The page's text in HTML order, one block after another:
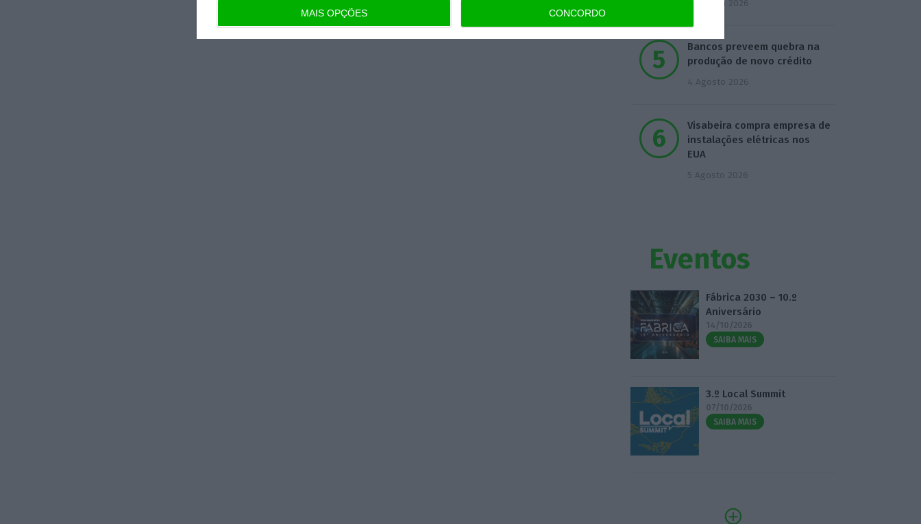
MAIS OPÇÕES CONCORDO
4 Agosto 2026
Bancos preveem quebra na
produção de novo crédito
4 Agosto 2026
Visabeira compra empresa de
instalações elétricas nos
EUA
5 Agosto 2026
Eventos
Fábrica 2030 – 10.º
Aniversário
14/10/2026
SAIBA MAIS
3.º Local Summit
07/10/2026
SAIBA MAIS